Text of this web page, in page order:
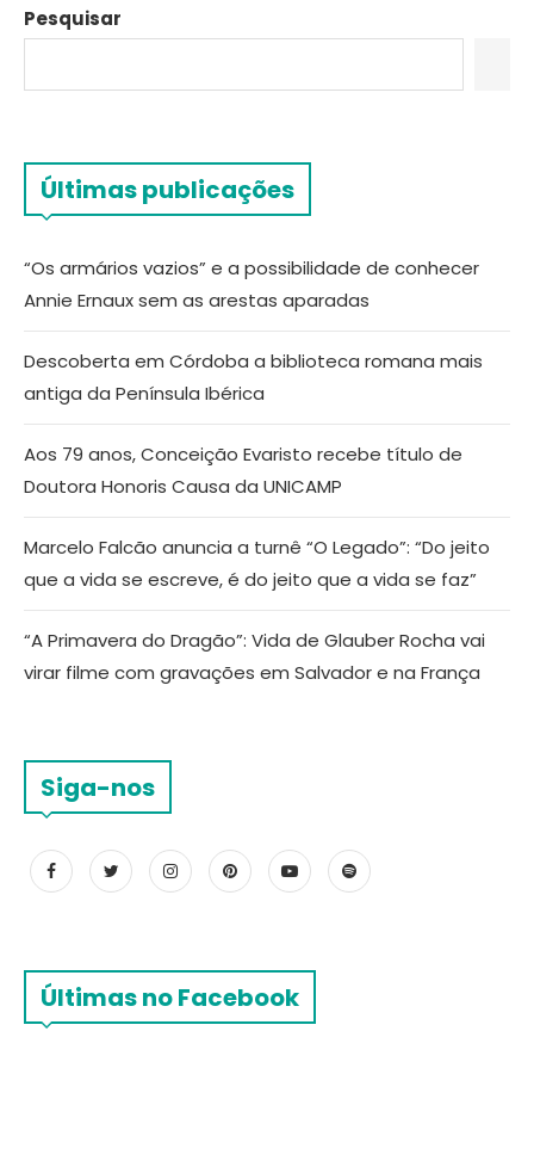
Pesquisar
Últimas publicações
“Os armários vazios” e a possibilidade de conhecer
Annie Ernaux sem as arestas aparadas
Descoberta em Córdoba a biblioteca romana mais
antiga da Península Ibérica
Aos 79 anos, Conceição Evaristo recebe título de
Doutora Honoris Causa da UNICAMP
Marcelo Falcão anuncia a turnê “O Legado”: “Do jeito
que a vida se escreve, é do jeito que a vida se faz”
“A Primavera do Dragão”: Vida de Glauber Rocha vai
virar filme com gravações em Salvador e na França
Siga-nos
Últimas no Facebook